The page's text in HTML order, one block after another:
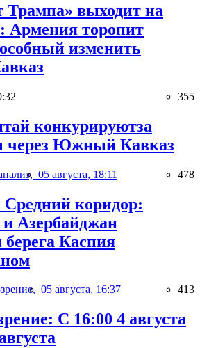
выходит на
Армения торопит
изменить
355
конкурируютза
через Южный Кавказ
05 августа, 18:11 478
коридор:
и Азербайджан
берега Каспия
05 августа, 16:37 413
С 16:00 4 августа